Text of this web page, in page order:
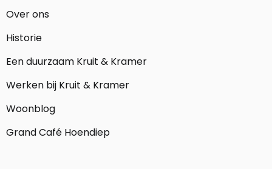
Over ons
Historie
Een duurzaam Kruit & Kramer
Werken bij Kruit & Kramer
Woonblog
Grand Café Hoendiep